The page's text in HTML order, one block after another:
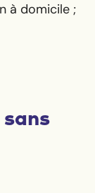
à domicile ;